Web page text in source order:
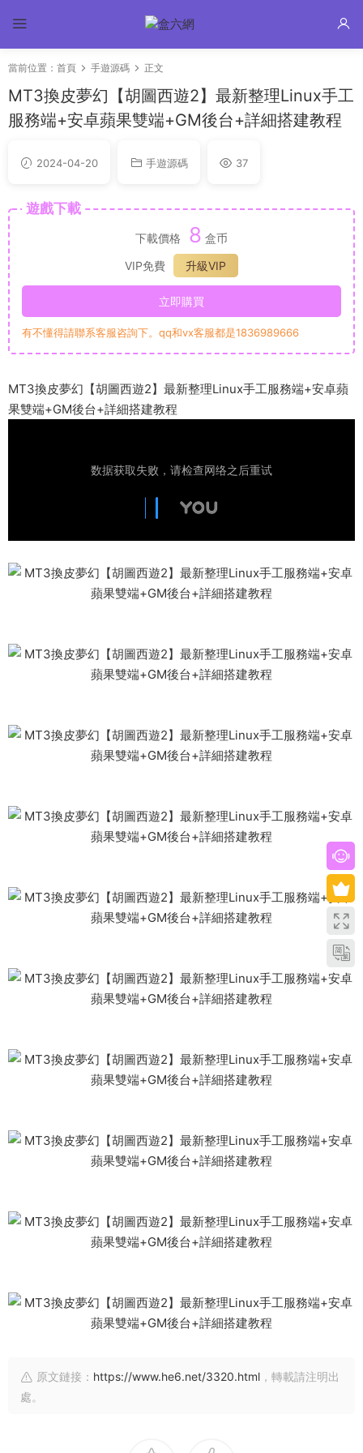
當前位置： 首頁 手遊源碼 正文
MT3換皮夢幻【胡圖西遊2】最新整理Linux手工
服務端+安卓蘋果雙端+GM後台+詳細搭建教程
2024-04-20 手遊源碼 37
遊戲下載
下載價格 8 盒币
VIP免費
升級VIP
立即購買
有不懂得請聯系客服咨詢下。qq和vx客服都是1836989666
MT3換皮夢幻【胡圖西遊2】最新整理Linux手工服務端+安卓蘋
果雙端+GM後台+詳細搭建教程
原文鏈接： https://www.he6.net/3320.html ，轉載請注明出
處。